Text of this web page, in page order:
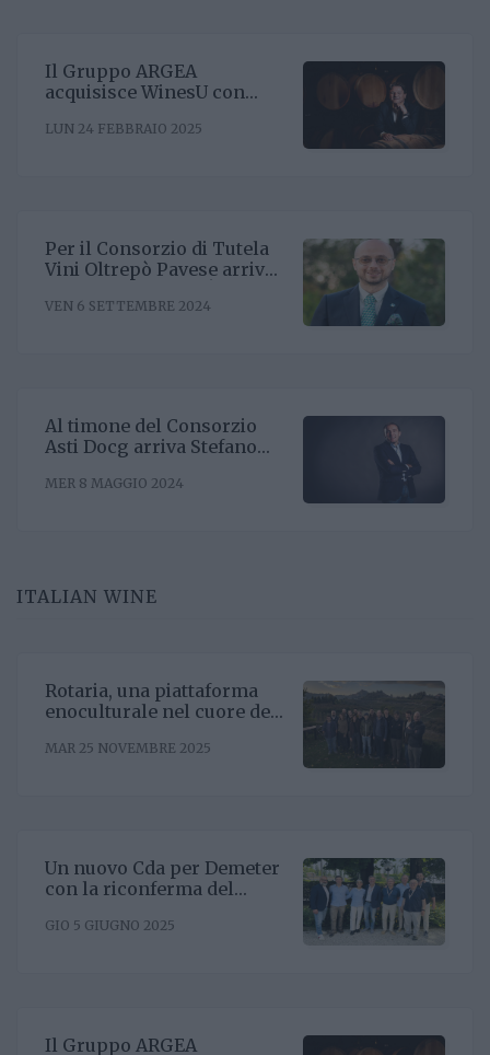
Il Gruppo ARGEA
acquisisce WinesU con
posizionamento negli Stati
LUN 24 FEBBRAIO 2025
Per il Consorzio di Tutela
Vini Oltrepò Pavese arriva
Riccardo Binda
VEN 6 SETTEMBRE 2024
Al timone del Consorzio
Asti Docg arriva Stefano
sinergia associativa e far
MER 8 MAGGIO 2024
ITALIAN WINE
Rotaria, una piattaforma
enoculturale nel cuore del
MAR 25 NOVEMBRE 2025
Un nuovo Cda per Demeter
con la riconferma del
GIO 5 GIUGNO 2025
Il Gruppo ARGEA